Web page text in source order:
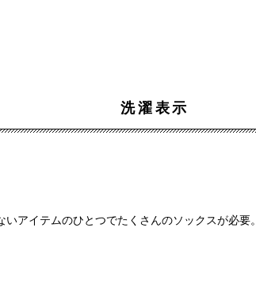
洗濯表示
アイテムのひとつでたくさんのソックスが必要。